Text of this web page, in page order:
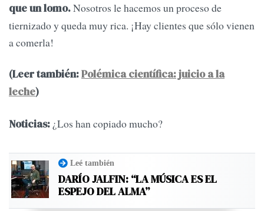
que un lomo.Nosotros le hacemos un proceso de
tiernizado y queda muy rica. ¡Hay clientes que sólo vienen
a comerla!
(Leer también:Polémica científica: juicio a la
leche)
Noticias: ¿Los han copiado mucho?
Leé también
DARÍO JALFIN: “LA MÚSICA ES EL
ESPEJO DEL ALMA”